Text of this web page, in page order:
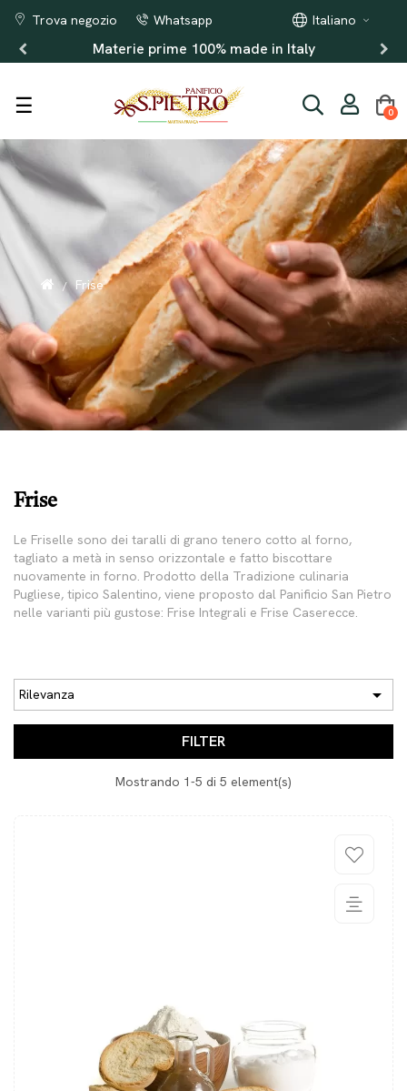
Trova negozio Whatsapp Italiano
Materie prime 100% made in Italy
navigazione
☰ 0
Frise
Frise
Le Friselle sono dei taralli di grano tenero cotto al forno,
tagliato a metà in senso orizzontale e fatto biscottare
nuovamente in forno. Prodotto della Tradizione culinaria
Pugliese, tipico Salentino, viene proposto dal Panificio San Pietro
nelle varianti più gustose: Frise Integrali e Frise Caserecce.
Rilevanza 
FILTER
Mostrando 1-5 di 5 element(s)